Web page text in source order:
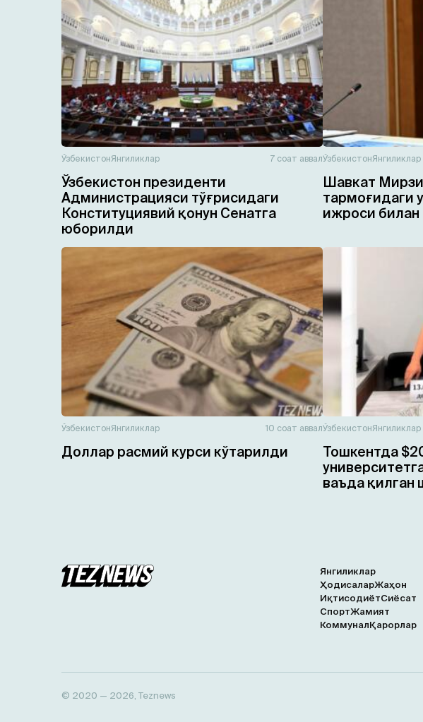
ЎзбекистонЯнгиликлар 7 соат аввал
Ўзбекистон президенти
Администрацияси тўғрисидаги
Конституциявий қонун Сенатга
юборилди
ЎзбекистонЯнгиликлар
Шавкат
тармоғидаги
ижроси
ЎзбекистонЯнгиликлар 10 соат аввал
Доллар расмий курси кўтарилди
ЎзбекистонЯнгиликлар
Тошкентда
ваъда қилган
Янгиликлар
ҲодисаларЖаҳон
ИқтисодиётСиёсат
СпортЖамият
КоммуналҚарорлар
© 2020 — 2026, Teznews